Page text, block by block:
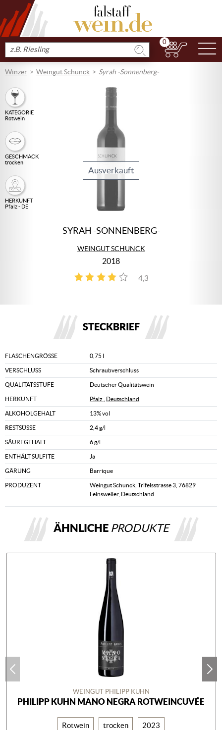
Produkt
suchen
0
Winzer Weingut Schunck Syrah -Sonnenberg-
KATEGORIE
Rotwein
GESCHMACK
trocken
HERKUNFT
Pfalz - DE
Ausverkauft
SYRAH -SONNENBERG-
WEINGUT SCHUNCK
2018
4,3
3
STECKBRIEF
FLASCHENGRÖSSE 0,75 l
VERSCHLUSS Schraubverschluss
QUALITÄTSSTUFE Deutscher Qualitätswein
HERKUNFT Pfalz Deutschland
ALKOHOLGEHALT 13% vol
RESTSÜSSE 2,4 g/l
SÄUREGEHALT 6 g/l
ENTHÄLT SULFITE Ja
GÄRUNG Barrique
PRODUZENT
Weingut Schunck, Trifelsstrasse 3, 76829
Leinsweiler, Deutschland
ÄHNLICHE PRODUKTE
WEINGUT PHILIPP KUHN
PHILIPP KUHN MANO NEGRA ROTWEINCUVÉE
Rotwein trocken 2023